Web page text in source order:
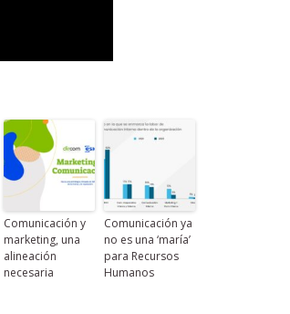
Comunicación y
marketing, una
alineación
necesaria
Comunicación ya
no es una ‘maría’
para Recursos
Humanos